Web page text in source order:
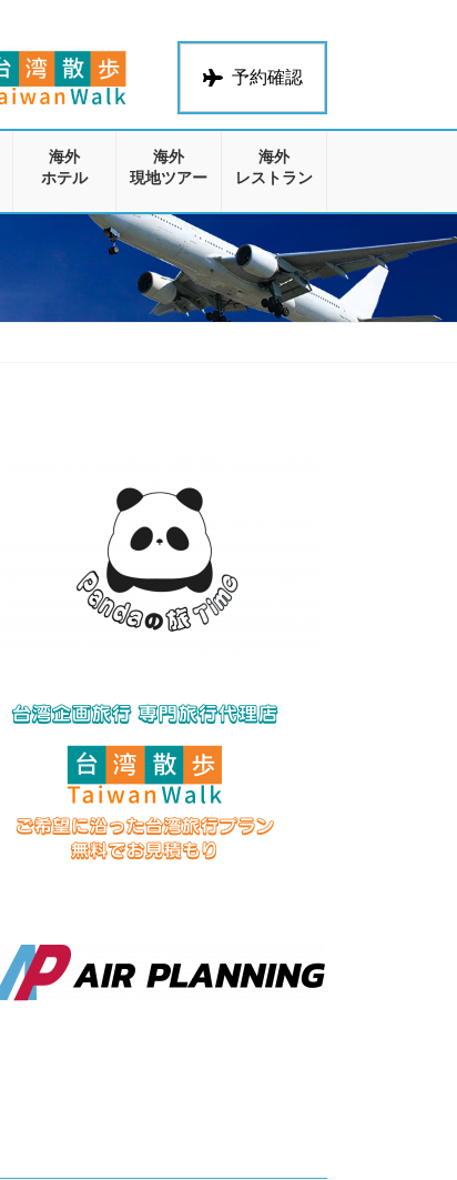
予約確認
海外
ホテル
海外
現地ツアー
海外
レストラン